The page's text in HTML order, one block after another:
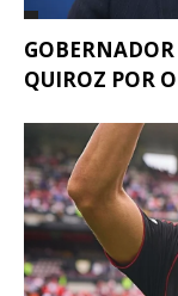
QUIROZ POR